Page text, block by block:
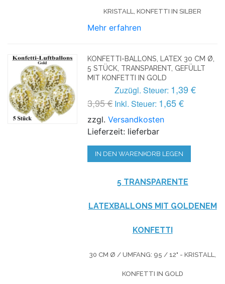
KRISTALL, KONFETTI IN SILBER
Mehr erfahren
KONFETTI-BALLONS, LATEX 30 CM Ø,
5 STÜCK, TRANSPARENT, GEFÜLLT
MIT KONFETTI IN GOLD
3,95 €
Zuzügl. Steuer: 1,39 €
Inkl. Steuer: 1,65 €
zzgl.Versandkosten
Lieferzeit: lieferbar
IN DEN WARENKORB LEGEN
5 TRANSPARENTE
LATEXBALLONS MIT GOLDENEM
KONFETTI
30 CM Ø / UMFANG: 95 / 12" - KRISTALL,
KONFETTI IN GOLD